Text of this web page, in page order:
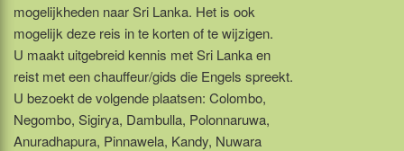
mogelijkheden naar Sri Lanka. Het is ook
mogelijk deze reis in te korten of te wijzigen.
U maakt uitgebreid kennis met Sri Lanka en
reist met een chauffeur/gids die Engels spreekt.
U bezoekt de volgende plaatsen: Colombo,
Negombo, Sigirya, Dambulla, Polonnaruwa,
Anuradhapura, Pinnawela, Kandy, Nuwara